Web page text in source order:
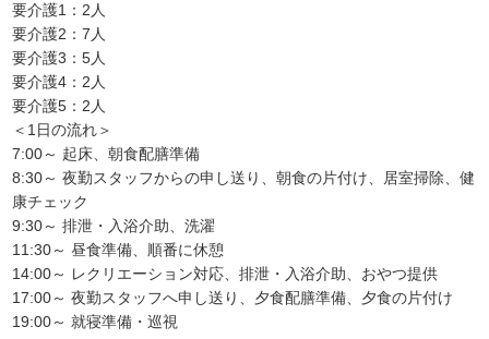
要介護1：2人
要介護2：7人
要介護3：5人
要介護4：2人
要介護5：2人
＜1日の流れ＞
7:00～ 起床、朝食配膳準備
8:30～ 夜勤スタッフからの申し送り、朝食の片付け、居室掃除、健
康チェック
9:30～ 排泄・入浴介助、洗濯
11:30～ 昼食準備、順番に休憩
14:00～ レクリエーション対応、排泄・入浴介助、おやつ提供
17:00～ 夜勤スタッフへ申し送り、夕食配膳準備、夕食の片付け
19:00～ 就寝準備・巡視